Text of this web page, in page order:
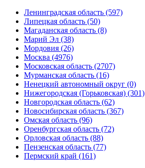
Ленинградская область (597)
Липецкая область (50)
Магаданская область (8)
Марий Эл (38)
Мордовия (26)
Москва (4976)
Московская область (2707)
Мурманская область (16)
Ненецкий автономный округ (0)
Нижегородская (Горьковская) (301)
Новгородская область (62)
Новосибирская область (367)
Омская область (96)
Оренбургская область (72)
Орловская область (88)
Пензенская область (77)
Пермский край (161)